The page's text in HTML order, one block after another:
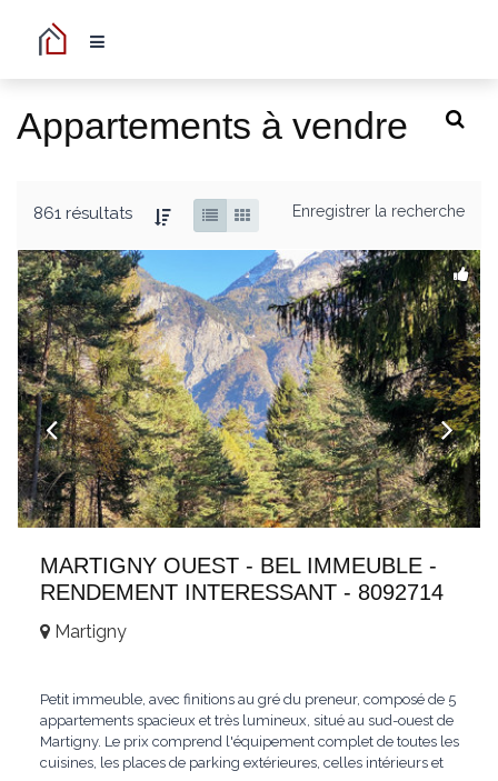
Appartements à vendre
861 résultats Enregistrer la recherche
MARTIGNY OUEST - BEL IMMEUBLE -
RENDEMENT INTERESSANT - 8092714
Martigny
Petit immeuble, avec finitions au gré du preneur, composé de 5
appartements spacieux et très lumineux, situé au sud-ouest de
Martigny. Le prix comprend l'équipement complet de toutes les
cuisines, les places de parking extérieures, celles intérieurs et